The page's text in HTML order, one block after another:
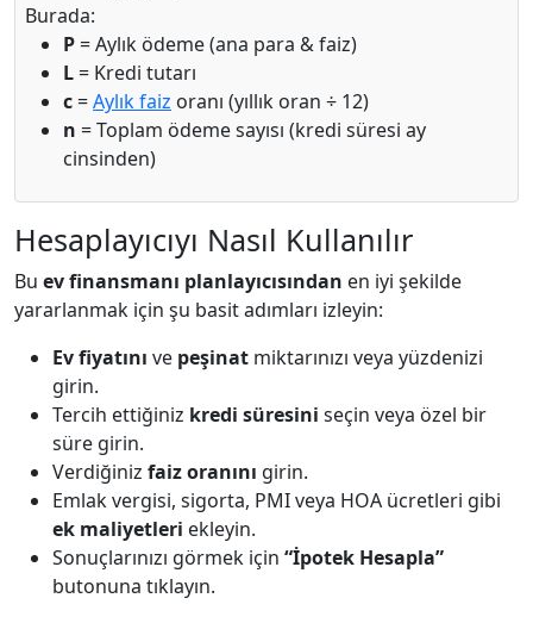
Burada:
P= Aylık ödeme (ana para & faiz)
L= Kredi tutarı
c=Aylık faiz oranı (yıllık oran ÷ 12)
n = Toplam ödeme sayısı (kredi süresi ay
cinsinden)
Hesaplayıcıyı Nasıl Kullanılır
Bu ev finansmanı planlayıcısından en iyi şekilde
yararlanmak için şu basit adımları izleyin:
Ev fiyatını ve peşinat miktarınızı veya yüzdenizi
girin.
Tercih ettiğiniz kredi süresini seçin veya özel bir
süre girin.
Verdiğiniz faiz oranını girin.
Emlak vergisi, sigorta, PMI veya HOA ücretleri gibi
ek maliyetleri ekleyin.
Sonuçlarınızı görmek için “İpotek Hesapla”
butonuna tıklayın.